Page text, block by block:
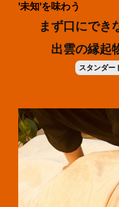
'未知'を味わう
まず口にでき
出雲の縁起
スタンダー